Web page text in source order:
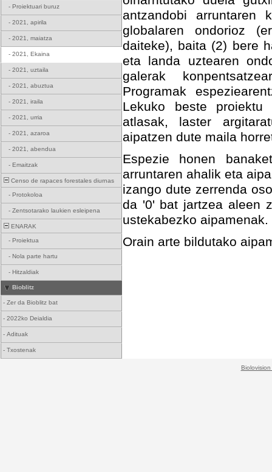
- Proiektuari buruz
- 2021, apirila
- 2021, maiatza
- 2021, Ekaina
- 2021, uztaila
- 2021, abuztua
- 2021, iraila
- 2021, urria
- 2021, azaroa
- 2021, abendua
- Emaitzak
Censo de rapaces forestales diurnas
- Protokoloa
- Zentsotarako laukien esleipena
ENARAK
- Proiektua
- Nola parte hartu
- Hitzaldiak
Bioblitz
- Zer da Bioblitz bat
- 2022ko Deialdia
- Adituak
- Txostenak
antzandobi arruntaren
globalaren ondorioz
daiteke), baita (2) bere
eta landa uztearen
galerak
Programak
Lekuko beste proiektu
atlasak, laster
aipatzen dute maila
Espezie honen
arruntaren ahalik eta
izango dute zerrenda
da '0' bat jartzea aleen
ustekabezko aipamenak.
Orain arte bildutako
Biolovision